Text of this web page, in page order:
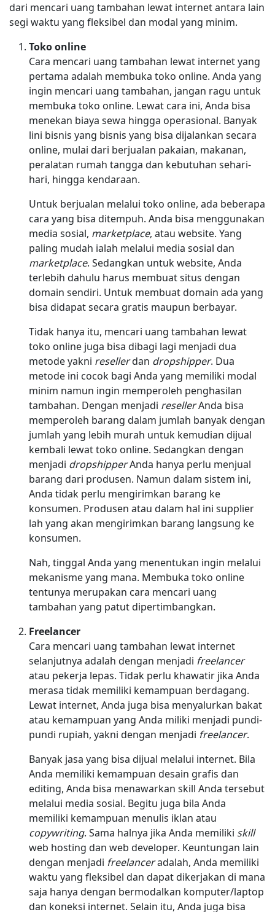
dari mencari uang tambahan lewat internet antara lain
segi waktu yang fleksibel dan modal yang minim.
Toko online
Cara mencari uang tambahan lewat internet yang
pertama adalah membuka toko online. Anda yang
ingin mencari uang tambahan, jangan ragu untuk
membuka toko online. Lewat cara ini, Anda bisa
menekan biaya sewa hingga operasional. Banyak
lini bisnis yang bisnis yang bisa dijalankan secara
online, mulai dari berjualan pakaian, makanan,
peralatan rumah tangga dan kebutuhan sehari-
hari, hingga kendaraan.
Untuk berjualan melalui toko online, ada beberapa
cara yang bisa ditempuh. Anda bisa menggunakan
media sosial, marketplace, atau website. Yang
paling mudah ialah melalui media sosial dan
marketplace. Sedangkan untuk website, Anda
terlebih dahulu harus membuat situs dengan
domain sendiri. Untuk membuat domain ada yang
bisa didapat secara gratis maupun berbayar.
Tidak hanya itu, mencari uang tambahan lewat
toko online juga bisa dibagi lagi menjadi dua
metode yakni resellerdan dropshipper. Dua
metode ini cocok bagi Anda yang memiliki modal
minim namun ingin memperoleh penghasilan
tambahan. Dengan menjadi resellerAnda bisa
memperoleh barang dalam jumlah banyak dengan
jumlah yang lebih murah untuk kemudian dijual
kembali lewat toko online. Sedangkan dengan
menjadi dropshipperAnda hanya perlu menjual
barang dari produsen. Namun dalam sistem ini,
Anda tidak perlu mengirimkan barang ke
konsumen. Produsen atau dalam hal ini supplier
lah yang akan mengirimkan barang langsung ke
konsumen.
Nah, tinggal Anda yang menentukan ingin melalui
mekanisme yang mana. Membuka toko online
tentunya merupakan cara mencari uang
tambahan yang patut dipertimbangkan.
Freelancer
Cara mencari uang tambahan lewat internet
selanjutnya adalah dengan menjadi freelancer
atau pekerja lepas. Tidak perlu khawatir jika Anda
merasa tidak memiliki kemampuan berdagang.
Lewat internet, Anda juga bisa menyalurkan bakat
atau kemampuan yang Anda miliki menjadi pundi-
pundi rupiah, yakni dengan menjadi freelancer.
Banyak jasa yang bisa dijual melalui internet. Bila
Anda memiliki kemampuan desain grafis dan
editing, Anda bisa menawarkan skill Anda tersebut
melalui media sosial. Begitu juga bila Anda
memiliki kemampuan menulis iklan atau
copywriting. Sama halnya jika Anda memiliki skill
web hosting dan web developer. Keuntungan lain
dengan menjadi freelanceradalah, Anda memiliki
waktu yang fleksibel dan dapat dikerjakan di mana
saja hanya dengan bermodalkan komputer/laptop
dan koneksi internet. Selain itu, Anda juga bisa